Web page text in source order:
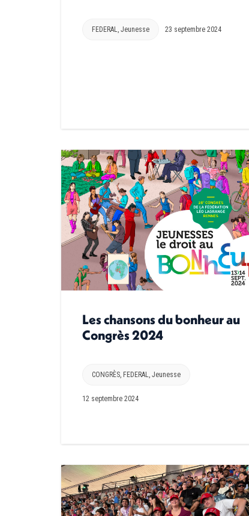
FEDERAL, Jeunesse 23 septembre 2024
Les chansons du bonheur au
Congrès 2024
CONGRÈS FEDERAL Jeunesse
12 septembre 2024